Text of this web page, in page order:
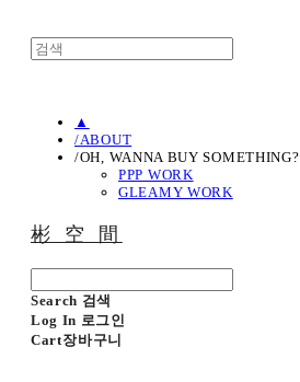
▲
/ABOUT
/OH, WANNA BUY SOMETHING?
PPP WORK
GLEAMY WORK
彬 空 間
Search 검색
Log In 로그인
Cart장바구니